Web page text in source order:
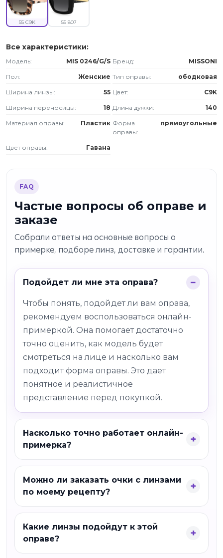
55 C9K 55 807
Все характеристики:
Модель: MIS 0246/G/S Бренд: MISSONI
Пол: Женские Тип оправы: ободковая
Ширина линзы: 55 Цвет: C9K
Ширина переносицы: 18 Длина дужки: 140
Материал оправы: Пластик Форма
оправы:
прямоугольные
Цвет оправы: Гавана
FAQ
Частые вопросы об оправе и
заказе
Собрали ответы на основные вопросы о
примерке, подборе линз, доставке и гарантии.
Подойдет ли мне эта оправа?
Чтобы понять, подойдет ли вам оправа,
рекомендуем воспользоваться онлайн-
примеркой. Она помогает достаточно
точно оценить, как модель будет
смотреться на лице и насколько вам
подходит форма оправы. Это дает
понятное и реалистичное
представление перед покупкой.
Насколько точно работает онлайн-
примерка?
Можно ли заказать очки с линзами
по моему рецепту?
Какие линзы подойдут к этой
оправе?